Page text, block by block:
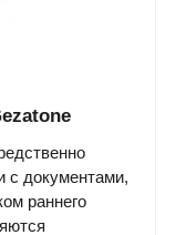
с документами,
раннего